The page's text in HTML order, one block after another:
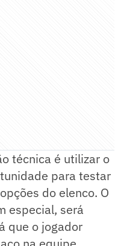
técnica é utilizar o
para testar
do elenco. O
especial, será
que o jogador